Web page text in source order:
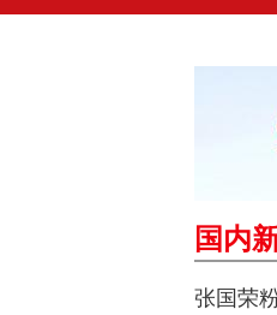
国内
张国荣